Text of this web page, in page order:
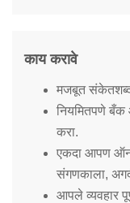
काय करावे
मजबूत संकेतशब्द
नियमितपणे बँक
करा.
एकदा आपण
संगणकाला,
आपले व्यवहार